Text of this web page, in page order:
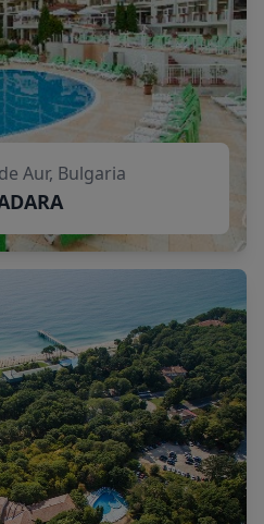
Aur, Bulgaria